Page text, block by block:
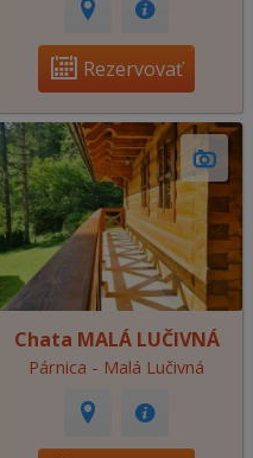
Rezervovať
Chata MALÁ LUČIVNÁ
Párnica - Malá Lučivná